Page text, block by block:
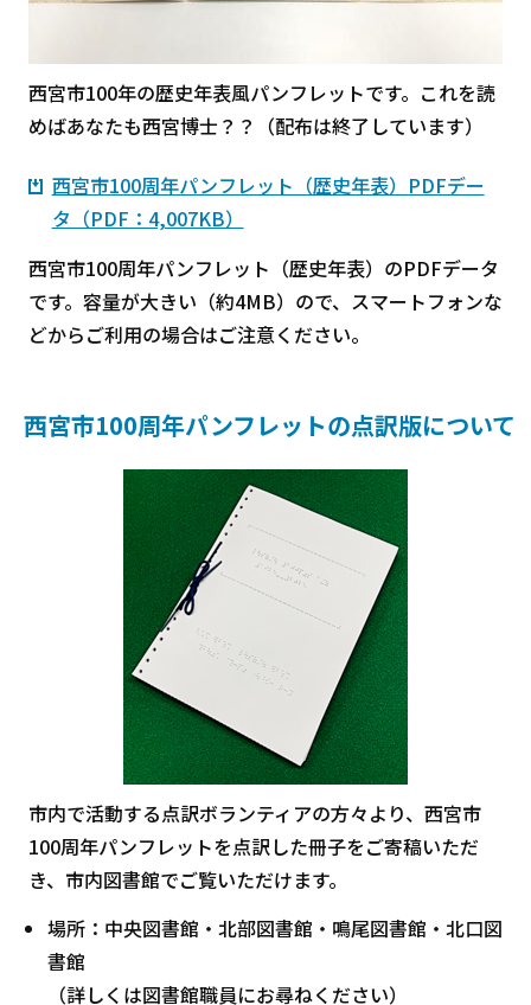
西宮市100年の歴史年表風パンフレットです。これを読
めばあなたも西宮博士？？（配布は終了しています）
西宮市100周年パンフレット（歴史年表）PDFデー
タ（PDF：4,007KB）
西宮市100周年パンフレット（歴史年表）のPDFデータ
です。容量が大きい（約4MB）ので、スマートフォンな
どからご利用の場合はご注意ください。
西宮市100周年パンフレットの点訳版について
市内で活動する点訳ボランティアの方々より、西宮市
100周年パンフレットを点訳した冊子をご寄稿いただ
き、市内図書館でご覧いただけます。
場所：中央図書館・北部図書館・鳴尾図書館・北口図
書館
（詳しくは図書館職員にお尋ねください）